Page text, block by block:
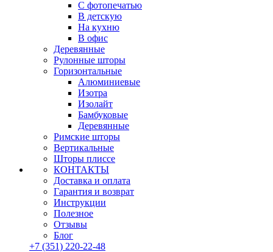
С фотопечатью
В детскую
На кухню
В офис
Деревянные
Рулонные шторы
Горизонтальные
Алюминиевые
Изотра
Изолайт
Бамбуковые
Деревянные
Римские шторы
Вертикальные
Шторы плиссе
КОНТАКТЫ
Доставка и оплата
Гарантия и возврат
Инструкции
Полезное
Отзывы
Блог
+7 (351) 220-22-48